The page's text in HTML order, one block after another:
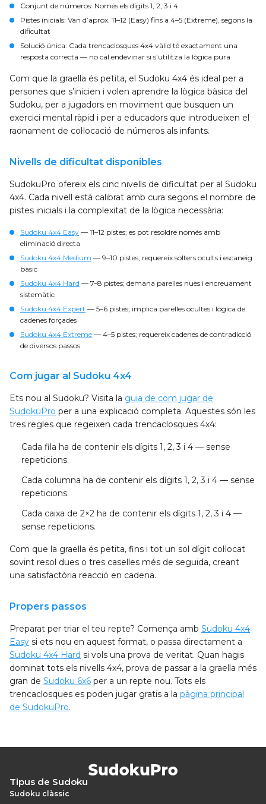
Conjunt de números: Només els dígits 1, 2, 3 i 4
Pistes inicials: Van d’aprox. 11–12 (Easy) fins a 4–5 (Extreme), segons la
dificultat
Solució única: Cada trencaclosques 4x4 vàlid té exactament una
resposta correcta — no cal endevinar si s’utilitza la lògica pura
Com que la graella és petita, el Sudoku 4x4 és ideal per a
persones que s’inicien i volen aprendre la lògica bàsica del
Sudoku, per a jugadors en moviment que busquen un
exercici mental ràpid i per a educadors que introdueixen el
raonament de col·locació de números als infants.
Nivells de dificultat disponibles
SudokuPro ofereix els cinc nivells de dificultat per al Sudoku
4x4. Cada nivell està calibrat amb cura segons el nombre de
pistes inicials i la complexitat de la lògica necessària:
Sudoku 4x4 Easy — 11–12 pistes; es pot resoldre només amb
eliminació directa
Sudoku 4x4 Medium — 9–10 pistes; requereix solters ocults i escaneig
bàsic
Sudoku 4x4 Hard — 7–8 pistes; demana parelles nues i encreuament
sistemàtic
Sudoku 4x4 Expert — 5–6 pistes; implica parelles ocultes i lògica de
cadenes forçades
Sudoku 4x4 Extreme — 4–5 pistes; requereix cadenes de contradicció
de diversos passos
Com jugar al Sudoku 4x4
Ets nou al Sudoku? Visita la guia de com jugar de
SudokuPro per a una explicació completa. Aquestes són les
tres regles que regeixen cada trencaclosques 4x4:
Cada fila ha de contenir els dígits 1, 2, 3 i 4 — sense
repeticions.
Cada columna ha de contenir els dígits 1, 2, 3 i 4 — sense
repeticions.
Cada caixa de 2×2 ha de contenir els dígits 1, 2, 3 i 4 —
sense repeticions.
Com que la graella és petita, fins i tot un sol dígit col·locat
sovint resol dues o tres caselles més de seguida, creant
una satisfactòria reacció en cadena.
Propers passos
Preparat per triar el teu repte? Comença amb Sudoku 4x4
Easy si ets nou en aquest format, o passa directament a
Sudoku 4x4 Hard si vols una prova de veritat. Quan hagis
dominat tots els nivells 4x4, prova de passar a la graella més
gran de Sudoku 6x6 per a un repte nou. Tots els
trencaclosques es poden jugar gratis a la pàgina principal
de SudokuPro.
Tipus de Sudoku
Sudoku clàssic